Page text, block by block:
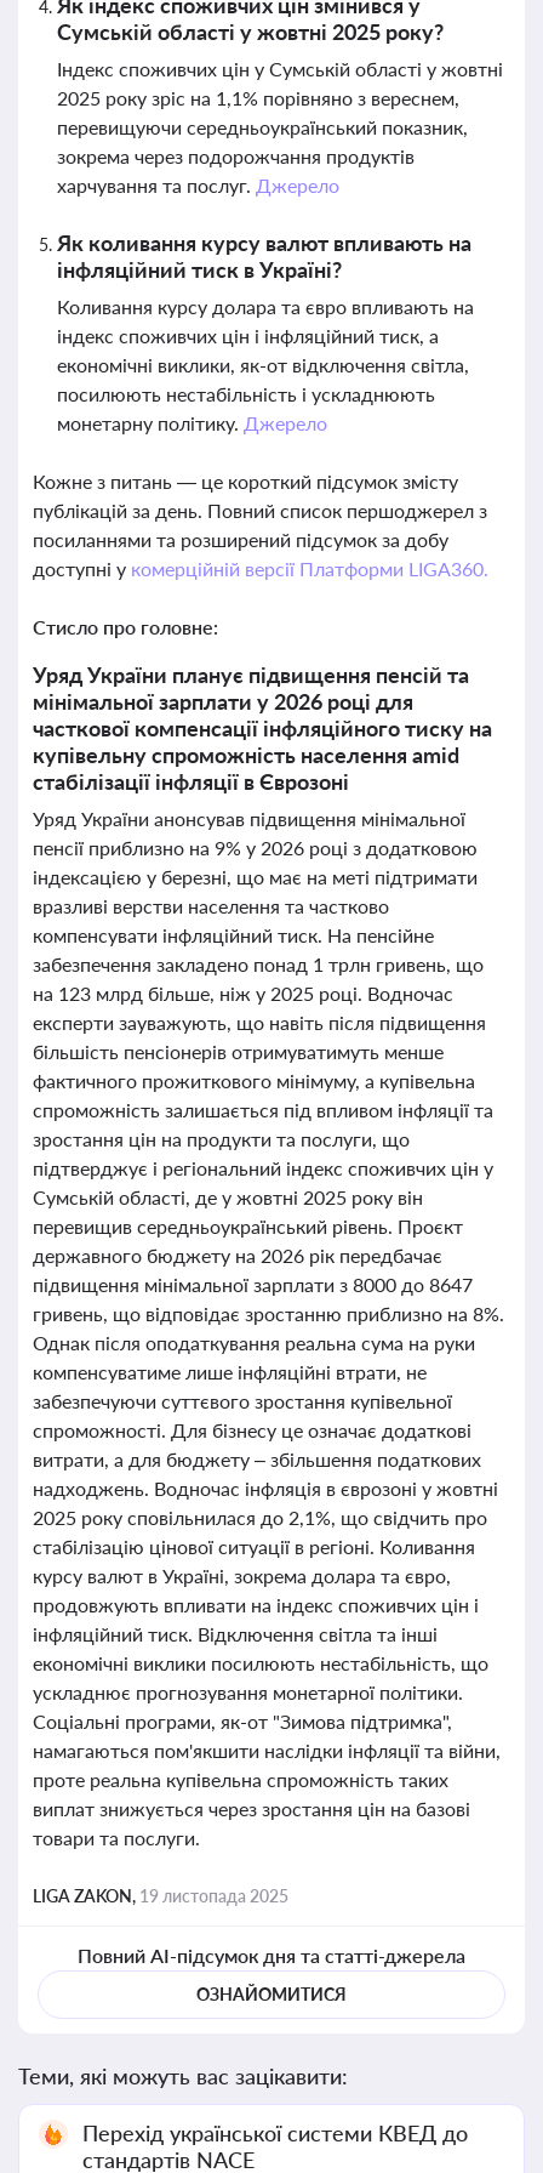
Сумській області у жовтні 2025 року?
Індекс споживчих цін у Сумській області у жовтні
2025 року зріс на 1,1% порівняно з вереснем,
перевищуючи середньоукраїнський показник,
зокрема через подорожчання продуктів
харчування та послуг. Джерело
Як коливання курсу валют впливають на
інфляційний тиск в Україні?
Коливання курсу долара та євро впливають на
індекс споживчих цін і інфляційний тиск, а
економічні виклики, як-от відключення світла,
посилюють нестабільність і ускладнюють
монетарну політику. Джерело
Кожне з питань — це короткий підсумок змісту
публікацій за день. Повний список першоджерел з
посиланнями та розширений підсумок за добу
доступні у комерційній версії Платформи LIGA360.
Стисло про головне:
Уряд України планує підвищення пенсій та
мінімальної зарплати у 2026 році для
часткової компенсації інфляційного тиску на
купівельну спроможність населення amid
стабілізації інфляції в Єврозоні
Уряд України анонсував підвищення мінімальної
пенсії приблизно на 9% у 2026 році з додатковою
індексацією у березні, що має на меті підтримати
вразливі верстви населення та частково
компенсувати інфляційний тиск. На пенсійне
забезпечення закладено понад 1 трлн гривень, що
на 123 млрд більше, ніж у 2025 році. Водночас
експерти зауважують, що навіть після підвищення
більшість пенсіонерів отримуватимуть менше
фактичного прожиткового мінімуму, а купівельна
спроможність залишається під впливом інфляції та
зростання цін на продукти та послуги, що
підтверджує і регіональний індекс споживчих цін у
Сумській області, де у жовтні 2025 року він
перевищив середньоукраїнський рівень. Проєкт
державного бюджету на 2026 рік передбачає
підвищення мінімальної зарплати з 8000 до 8647
гривень, що відповідає зростанню приблизно на 8%.
Однак після оподаткування реальна сума на руки
компенсуватиме лише інфляційні втрати, не
забезпечуючи суттєвого зростання купівельної
спроможності. Для бізнесу це означає додаткові
витрати, а для бюджету – збільшення податкових
надходжень. Водночас інфляція в єврозоні у жовтні
2025 року сповільнилася до 2,1%, що свідчить про
стабілізацію цінової ситуації в регіоні. Коливання
курсу валют в Україні, зокрема долара та євро,
продовжують впливати на індекс споживчих цін і
інфляційний тиск. Відключення світла та інші
економічні виклики посилюють нестабільність, що
ускладнює прогнозування монетарної політики.
Соціальні програми, як-от "Зимова підтримка",
намагаються пом'якшити наслідки інфляції та війни,
проте реальна купівельна спроможність таких
виплат знижується через зростання цін на базові
товари та послуги.
LIGA ZAKON, 19 листопада 2025
Повний AI-підсумок дня та статті-джерела
ОЗНАЙОМИТИСЯ
Теми, які можуть вас зацікавити:
Перехід української системи КВЕД до
стандартів NACE